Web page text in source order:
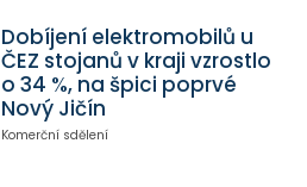
Dobíjení elektromobilů u
ČEZ stojanů v kraji vzrostlo
o 34 %, na špici poprvé
Nový Jičín
Komerční sdělení